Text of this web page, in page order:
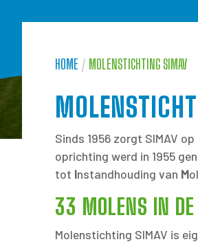
HOME / MOLENSTICHTING SIMAV
Sinds 1956 zorgt SIMAV
oprichting werd in 1955
tot Instandhouding van M
33 MOLENS IN DE
Molenstichting SIMAV is